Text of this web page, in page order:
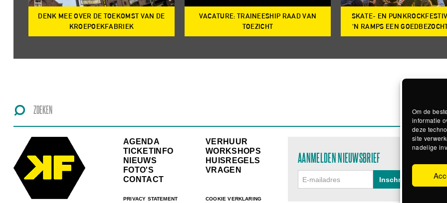
Om de
informatie
deze
site
nadelige
DENK MEE OVER DE TOEKOMST VAN DE
KROEPOEKFABRIEK
VACATURE: TRAINEESHIP RAAD VAN
TOEZICHT
SKATE- EN
‘N RAMPS EEN
AGENDA
TICKETINFO
NIEUWS
FOTO'S
CONTACT
PRIVACY STATEMENT
VERHUUR
WORKSHOPS
HUISREGELS
VRAGEN
COOKIE VERKLARING
AANMELDEN NIEUWSBRIEF